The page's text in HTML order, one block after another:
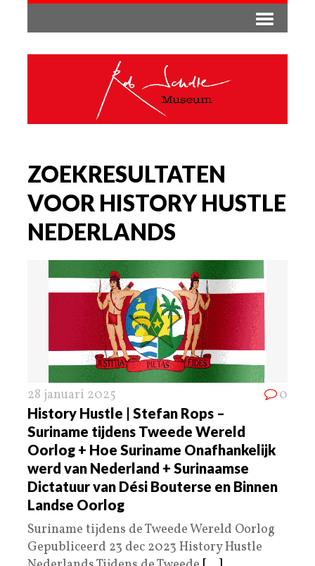
ZOEKRESULTATEN
VOOR HISTORY HUSTLE
NEDERLANDS
28 januari 2025 0
History Hustle | Stefan Rops –
Suriname tijdens Tweede Wereld
Oorlog + Hoe Suriname Onafhankelijk
werd van Nederland + Surinaamse
Dictatuur van Dési Bouterse en Binnen
Landse Oorlog
Suriname tijdens de Tweede Wereld Oorlog
Gepubliceerd 23 dec 2023 History Hustle